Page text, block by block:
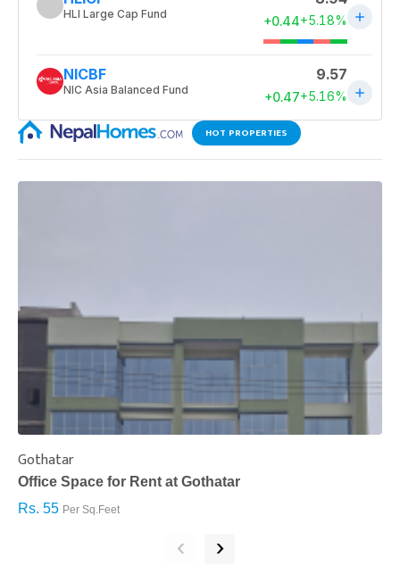
HOT PROPERTIES
Gothatar
Office Space for Rent at Gothatar
Rs. 55 Per Sq.Feet
‹ ›